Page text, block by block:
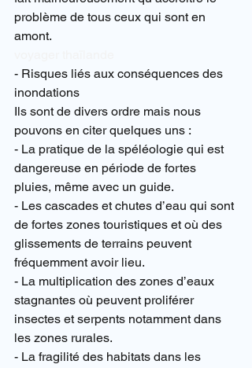
problème de tous ceux qui sont en
amont.
- Risques liés aux conséquences des
inondations
Ils sont de divers ordre mais nous
pouvons en citer quelques uns :
- La pratique de la spéléologie qui est
dangereuse en période de fortes
pluies, même avec un guide.
- Les cascades et chutes d’eau qui sont
de fortes zones touristiques et où des
glissements de terrains peuvent
fréquemment avoir lieu.
- La multiplication des zones d’eaux
stagnantes où peuvent proliférer
insectes et serpents notamment dans
les zones rurales.
- La fragilité des habitats dans les